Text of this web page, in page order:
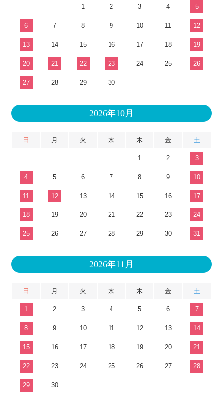
1 2 3 4 5
6 7 8 9 10 11 12
13 14 15 16 17 18 19
20 21 22 23 24 25 26
27 28 29 30
2026年10月
日 月 火 水 木 金 土
1 2 3
4 5 6 7 8 9 10
11 12 13 14 15 16 17
18 19 20 21 22 23 24
25 26 27 28 29 30 31
2026年11月
日 月 火 水 木 金 土
1 2 3 4 5 6 7
8 9 10 11 12 13 14
15 16 17 18 19 20 21
22 23 24 25 26 27 28
29 30